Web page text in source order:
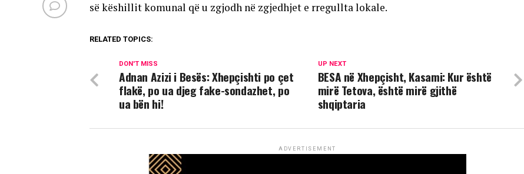
së këshillit komunal që u zgjodh në zgjedhjet e rregullta lokale.
RELATED TOPICS:
UP NEXT
BESA në Xhepçisht, Kasami: Kur është
mirë Tetova, është mirë gjithë
shqiptaria
DON'T MISS
Adnan Azizi i Besës: Xhepçishti po çet
flakë, po ua djeg fake-sondazhet, po
ua bën hi!
ADVERTISEMENT